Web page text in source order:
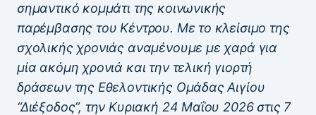
σημαντικό κομμάτι της κοινωνικής
παρέμβασης του Κέντρου. Με το κλείσιμο της
σχολικής χρονιάς αναμένουμε με χαρά για
μία ακόμη χρονιά και την τελική γιορτή
δράσεων της Εθελοντικής Ομάδας Αιγίου
“Διέξοδος”, την Κυριακή 24 Μαΐου 2026 στις 7